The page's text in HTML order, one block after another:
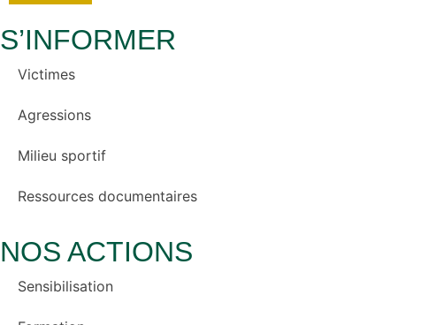
S’INFORMER
Victimes
Agressions
Milieu sportif
Ressources documentaires
NOS ACTIONS
Sensibilisation